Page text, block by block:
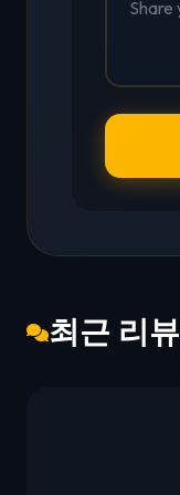
최근 리뷰